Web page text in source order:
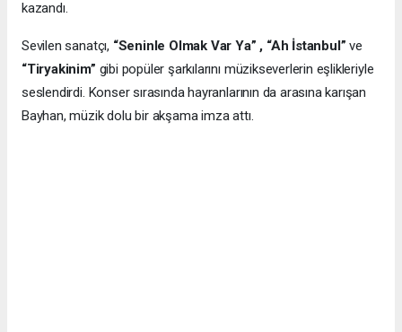
kazandı.
Sevilen sanatçı, “Seninle Olmak Var Ya” , “Ah İstanbul”ve
“Tiryakinim” gibi popüler şarkılarını müzikseverlerin eşlikleriyle
seslendirdi. Konser sırasında hayranlarının da arasına karışan
Bayhan, müzik dolu bir akşama imza attı.